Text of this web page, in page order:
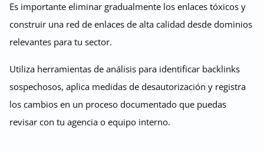
Es importante eliminar gradualmente los enlaces tóxicos y
construir una red de enlaces de alta calidad desde dominios
relevantes para tu sector.
Utiliza herramientas de análisis para identificar backlinks
sospechosos, aplica medidas de desautorización y registra
los cambios en un proceso documentado que puedas
revisar con tu agencia o equipo interno.